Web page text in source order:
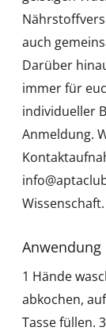
auch
Darüber
immer für
individueller
Anmeldung.
Wissenschaft.
Anwendung
1 Hände
abkochen,
Tasse füllen.